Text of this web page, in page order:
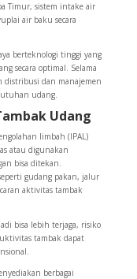
Timur, sistem intake air
air baku secara
berteknologi tinggi yang
secara optimal. Selama
distribusi dan manajemen
udang.
Udang
limbah (IPAL)
atau digunakan
bisa ditekan.
gudang pakan, jalur
aktivitas tambak
bisa lebih terjaga, risiko
tambak dapat
berbagai